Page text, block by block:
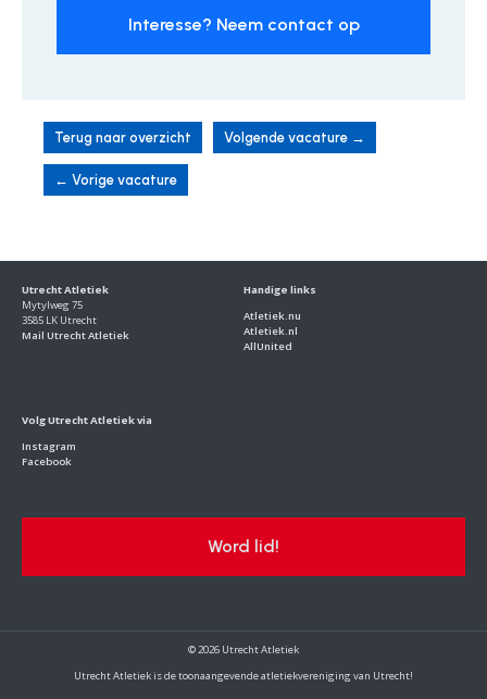
Interesse? Neem contact op
Terug naar overzicht Volgende vacature →
← Vorige vacature
Utrecht Atletiek
Mytylweg 75
3585 LK Utrecht
Mail Utrecht Atletiek
Handige links
Atletiek.nu
Atletiek.nl
AllUnited
Volg Utrecht Atletiek via
Instagram
Facebook
Word lid!
© 2026 Utrecht Atletiek
Utrecht Atletiek is de toonaangevende atletiekvereniging van Utrecht!